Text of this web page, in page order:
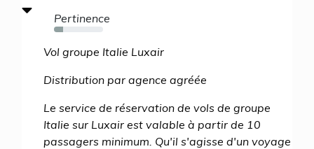
Pertinence
18%
Vol groupe Italie Luxair
Distribution par agence agréée
Le service de réservation de vols de groupe
Italie sur Luxair est valable à partir de 10
passagers minimum. Qu'il s'agisse d'un voyage